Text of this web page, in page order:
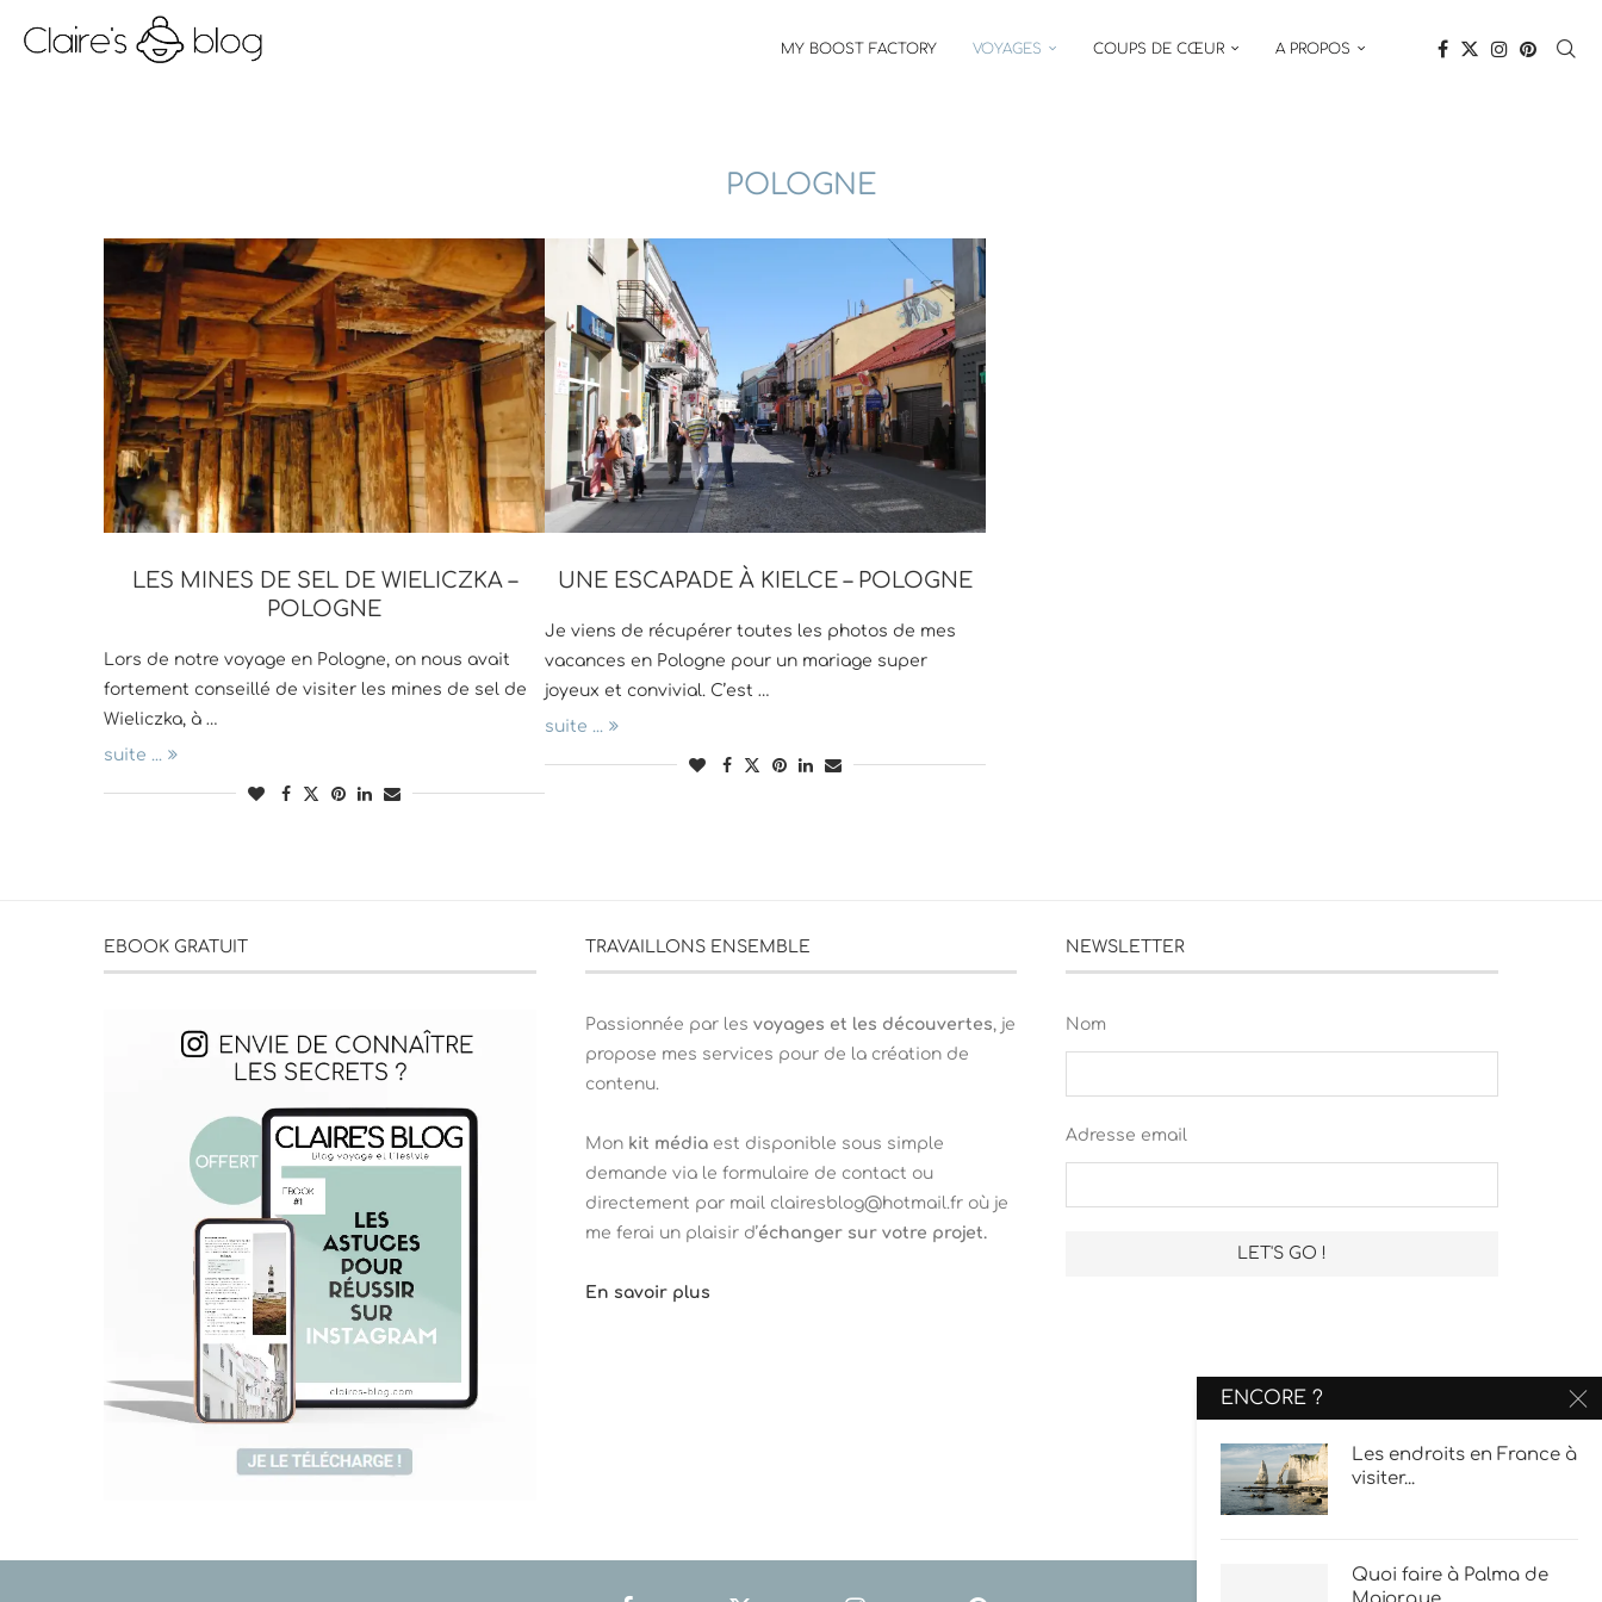
MY BOOST FACTORY VOYAGES COUPS DE CŒUR A PROPOS
POLOGNE
LES MINES DE SEL DE WIELICZKA –
POLOGNE
Lors de notre voyage en Pologne, on nous avait
fortement conseillé de visiter les mines de sel de
Wieliczka, à …
suite ...
UNE ESCAPADE À KIELCE – POLOGNE
Je viens de récupérer toutes les photos de mes
vacances en Pologne pour un mariage super
joyeux et convivial. C’est …
suite ...
EBOOK GRATUIT TRAVAILLONS ENSEMBLE
Passionnée par les voyages et les découvertes, je
propose mes services pour de la création de
contenu.
Mon kit médiaest disponible sous simple
demande via le formulaire de contact ou
directement par mail clairesblog@hotmail.fr où je
me ferai un plaisir d’échanger sur votre projet.
En savoir plus
NEWSLETTER
Nom
Adresse email
ENCORE ?
Les endroits en France à
visiter...
Quoi faire à Palma de